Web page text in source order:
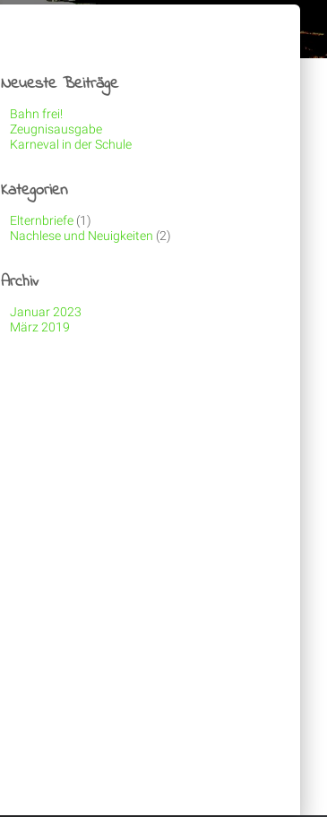
Neueste Beiträge
Bahn frei!
Zeugnisausgabe
Karneval in der Schule
Kategorien
Elternbriefe(1)
Nachlese und Neuigkeiten (2)
Archiv
Januar 2023
März 2019